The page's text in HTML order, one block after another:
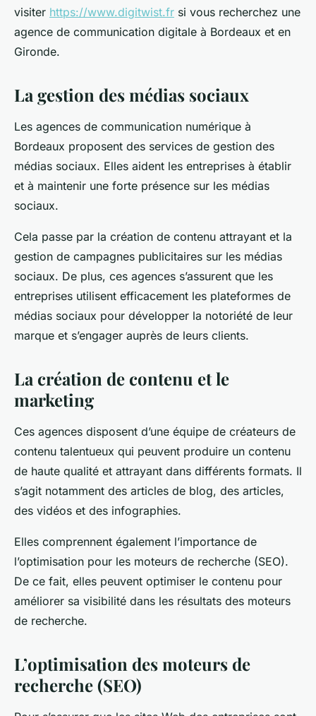
visiter https://www.digitwist.fr si vous recherchez une
agence de communication digitale à Bordeaux et en
Gironde.
La gestion des médias sociaux
Les agences de communication numérique à
Bordeaux proposent des services de gestion des
médias sociaux. Elles aident les entreprises à établir
et à maintenir une forte présence sur les médias
sociaux.
Cela passe par la création de contenu attrayant et la
gestion de campagnes publicitaires sur les médias
sociaux. De plus, ces agences s’assurent que les
entreprises utilisent efficacement les plateformes de
médias sociaux pour développer la notoriété de leur
marque et s’engager auprès de leurs clients.
La création de contenu et le
marketing
Ces agences disposent d’une équipe de créateurs de
contenu talentueux qui peuvent produire un contenu
de haute qualité et attrayant dans différents formats. Il
s’agit notamment des articles de blog, des articles,
des vidéos et des infographies.
Elles comprennent également l’importance de
l’optimisation pour les moteurs de recherche (SEO).
De ce fait, elles peuvent optimiser le contenu pour
améliorer sa visibilité dans les résultats des moteurs
de recherche.
L’optimisation des moteurs de
recherche (SEO)